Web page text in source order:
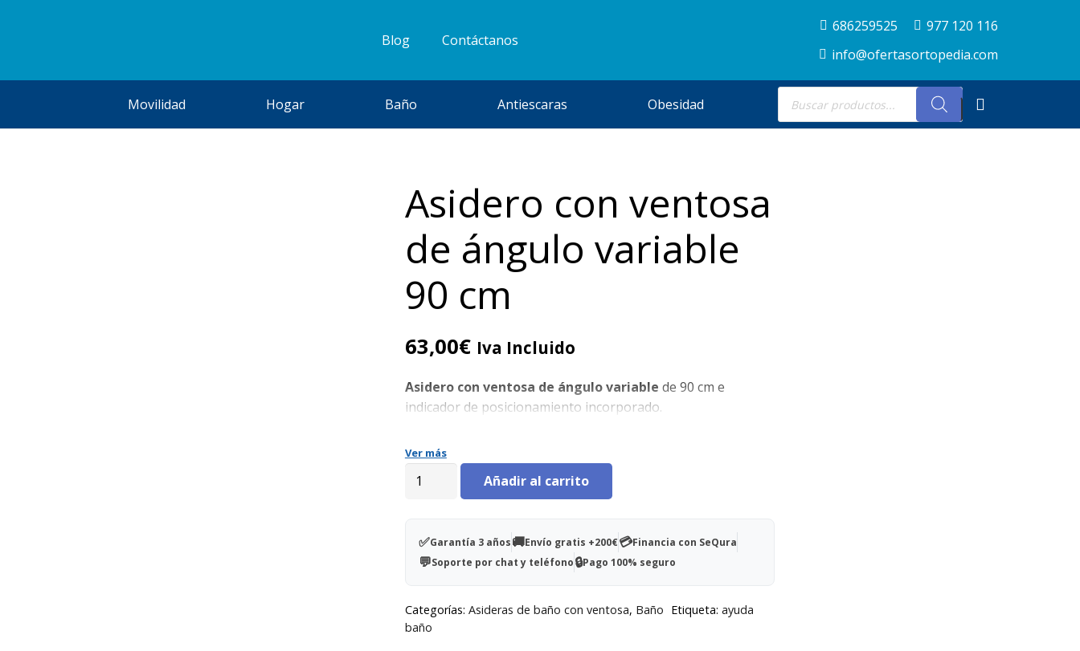
Blog Contáctanos
686259525
977 120 116
info@ofertasortopedia.com
Movilidad Hogar Baño Antiescaras Obesidad
Búsqueda
de
productos
Asidero con ventosa
de ángulo variable
90 cm
63,00€ Iva Incluido
Asidero con ventosa de ángulo variable de 90 cm e
indicador de posicionamiento incorporado.
Ver más
Asidero
ángulo
variable
cm
cantidad
Añadir al carrito
✅Garantía 3 años🚚Envío gratis +200€💳Financia con SeQura
💬Soporte por chat y teléfono🔒Pago 100% seguro
Categorías: Asideras de baño con ventosa, Baño Etiqueta: ayuda
baño